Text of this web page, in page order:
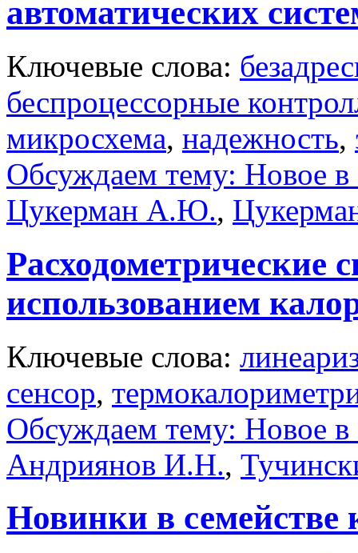
автоматических
Ключевые слова:
беспроцессорные
микросхема, надежность,
Обсуждаем тему: Новое в
Цукерман А.Ю.,
Расходометрические
использованием
Ключевые слова:
сенсор,
Обсуждаем тему: Новое в
Андриянов И.Н.,
Новинки в